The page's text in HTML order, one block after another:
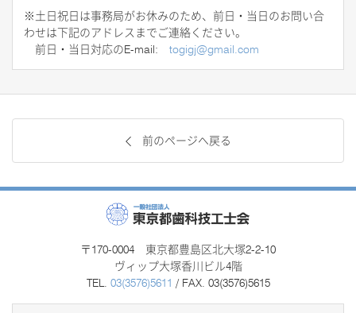
※土日祝日は事務局がお休みのため、前日・当日のお問い合
わせは下記のアドレスまでご連絡ください。
前日・当日対応のE-mail: togigj@gmail.com
前のページへ戻る
〒170-0004 東京都豊島区北大塚2-2-10
ヴィップ大塚香川ビル4階
TEL. 03(3576)5611 / FAX. 03(3576)5615